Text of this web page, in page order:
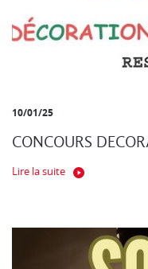
10/01/25
CONCOURS
Lire la suite